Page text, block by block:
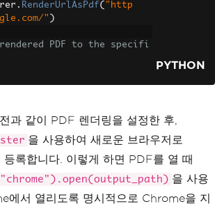
. RenderUrlAsPdf( "http
" )
PDF to the specifi
register (
,
.BackgroundBrowser (
Files\\Google\\Ch
PYTHON
과 같이 PDF 렌더링을 설정한 후,
을 사용하여 새로운 브라우저로
록합니다. 이렇게 하면 PDF를 열 때
을 사용
에서 열리도록 명시적으로 Chrome을 지